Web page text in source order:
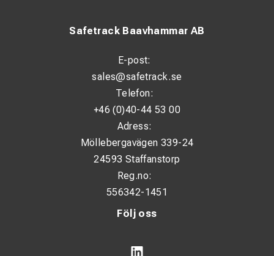
Följ oss
Safetrack Baavhammar AB
E-post:
sales@safetrack.se
Telefon:
+46 (0)40-44 53 00
Adress:
Möllebergavägen 339-24
24593 Staffanstorp
Reg.no:
556342-1451